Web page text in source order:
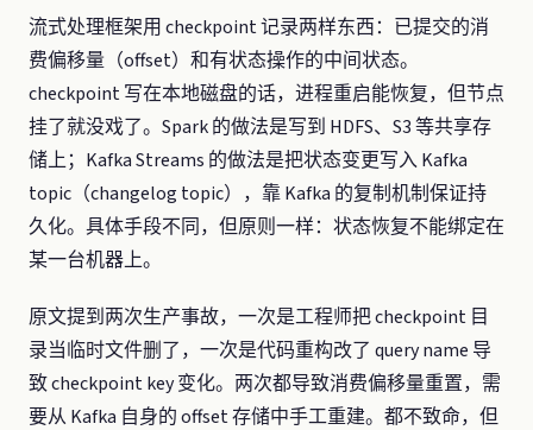
流式处理框架用 checkpoint 记录两样东西：已提交的消
费偏移量（offset）和有状态操作的中间状态。
checkpoint 写在本地磁盘的话，进程重启能恢复，但节点
挂了就没戏了。Spark 的做法是写到 HDFS、S3 等共享存
储上；Kafka Streams 的做法是把状态变更写入 Kafka
topic（changelog topic），靠 Kafka 的复制机制保证持
久化。具体手段不同，但原则一样：状态恢复不能绑定在
某一台机器上。
原文提到两次生产事故，一次是工程师把 checkpoint 目
录当临时文件删了，一次是代码重构改了 query name 导
致 checkpoint key 变化。两次都导致消费偏移量重置，需
要从 Kafka 自身的 offset 存储中手工重建。都不致命，但